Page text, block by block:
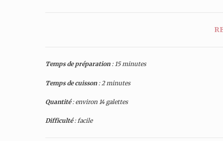
Temps de préparation: 15 minutes
Temps de cuisson: 2 minutes
Quantité: environ 14 galettes
Difficulté: facile